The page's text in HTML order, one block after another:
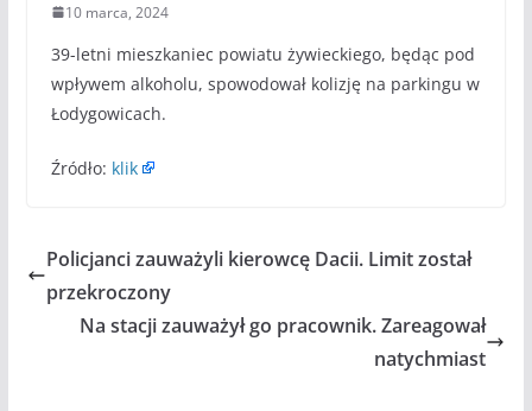
10 marca, 2024
39-letni mieszkaniec powiatu żywieckiego, będąc pod
wpływem alkoholu, spowodował kolizję na parkingu w
Łodygowicach.
Źródło: klik
Policjanci zauważyli kierowcę Dacii. Limit został
przekroczony
Na stacji zauważył go pracownik. Zareagował
natychmiast